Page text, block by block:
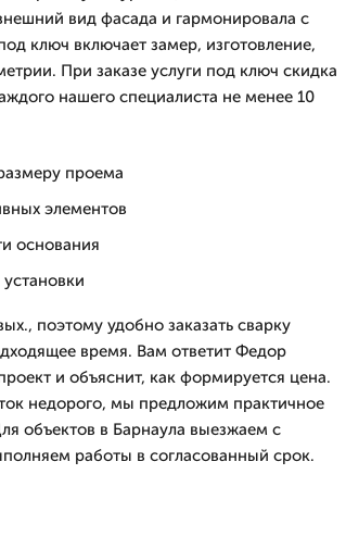
вид фасада и гармонировала с
ключ включает замер, изготовление,
При заказе услуги под ключ скидка
нашего специалиста не менее 10
проема
элементов
основания
поэтому удобно заказать сварку
время. Вам ответит Федор
и объяснит, как формируется цена.
недорого, мы предложим практичное
объектов в Барнаула выезжаем с
работы в согласованный срок.